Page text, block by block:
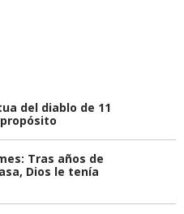
del diablo de 11
Tras años de
Dios le tenía